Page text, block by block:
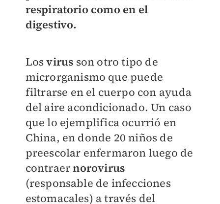
respiratorio como en el
digestivo.
Losvirus son otro tipo de
microrganismo que puede
filtrarse en el cuerpo con ayuda
del aire acondicionado. Un caso
que lo ejemplifica ocurrió en
China, en donde 20 niños de
preescolar enfermaron luego de
contraernorovirus
(responsable de infecciones
estomacales) a través del